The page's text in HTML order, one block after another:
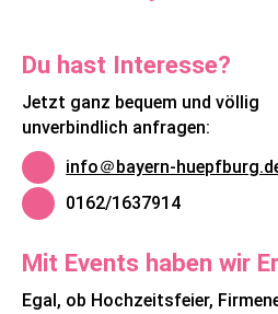
Du hast Interesse?
Jetzt ganz bequem und völlig
unverbindlich anfragen:
info＠bayern-
0162/1637914
Mit Events haben wir
Egal, ob Hochzeitsfeier,